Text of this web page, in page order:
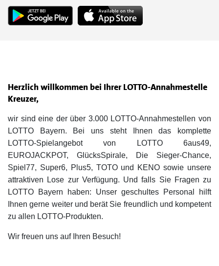
Herzlich willkommen bei Ihrer LOTTO-Annahmestelle
Kreuzer,
wir sind eine der über 3.000 LOTTO-Annahmestellen von
LOTTO Bayern. Bei uns steht Ihnen das komplette
LOTTO-Spielangebot von LOTTO 6aus49,
EUROJACKPOT, GlücksSpirale, Die Sieger-Chance,
Spiel77, Super6, Plus5, TOTO und KENO sowie unsere
attraktiven Lose zur Verfügung. Und falls Sie Fragen zu
LOTTO Bayern haben: Unser geschultes Personal hilft
Ihnen gerne weiter und berät Sie freundlich und kompetent
zu allen LOTTO-Produkten.
Wir freuen uns auf Ihren Besuch!